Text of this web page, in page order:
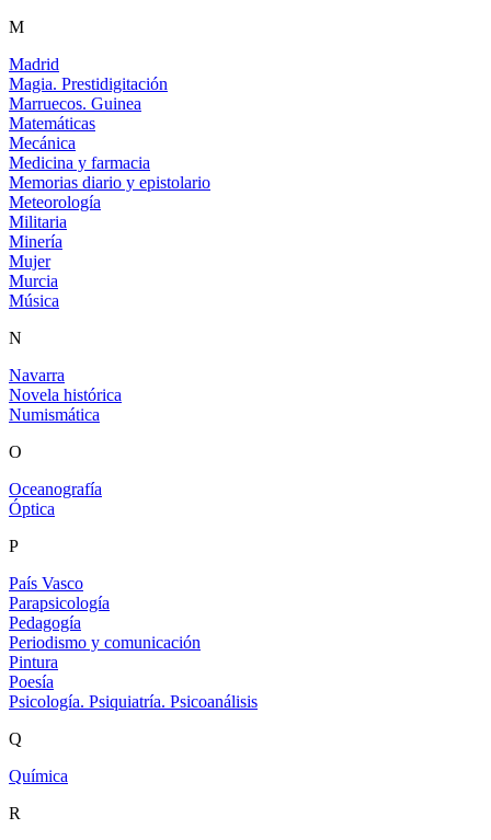
M
Madrid
Magia. Prestidigitación
Marruecos. Guinea
Matemáticas
Mecánica
Medicina y farmacia
Memorias diario y epistolario
Meteorología
Militaria
Minería
Mujer
Murcia
Música
N
Navarra
Novela histórica
Numismática
O
Oceanografía
Óptica
P
País Vasco
Parapsicología
Pedagogía
Periodismo y comunicación
Pintura
Poesía
Psicología. Psiquiatría. Psicoanálisis
Q
Química
R